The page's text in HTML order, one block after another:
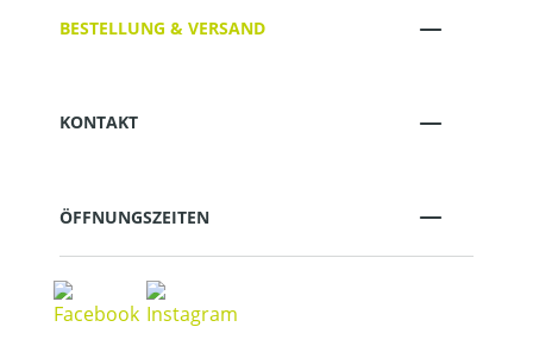
BESTELLUNG & VERSAND
KONTAKT
ÖFFNUNGSZEITEN